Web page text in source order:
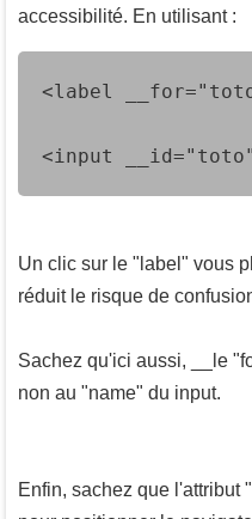
accessibilité. En utilisant :
<label
<input
Un clic sur le "label" vous
réduit le risque de
Sachez qu'ici aussi, __le
non au "name" du input.
Enfin, sachez que l'attribut